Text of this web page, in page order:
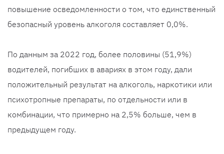
повышение осведомленности о том, что единственный
безопасный уровень алкоголя составляет 0,0%.
По данным за 2022 год, более половины (51,9%)
водителей, погибших в авариях в этом году, дали
положительный результат на алкоголь, наркотики или
психотропные препараты, по отдельности или в
комбинации, что примерно на 2,5% больше, чем в
предыдущем году.